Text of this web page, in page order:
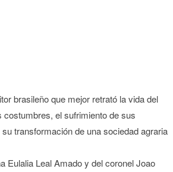
brasileño que mejor retrató la vida del
el sufrimiento de sus
transformación de una sociedad agraria
Eulalia Leal Amado y del coronel Joao